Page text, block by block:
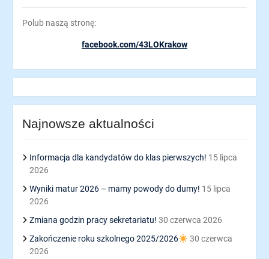
Polub naszą stronę:
facebook.com/43LOKrakow
Najnowsze aktualności
Informacja dla kandydatów do klas pierwszych! 15 lipca
2026
Wyniki matur 2026 – mamy powody do dumy! 15 lipca
2026
Zmiana godzin pracy sekretariatu! 30 czerwca 2026
Zakończenie roku szkolnego 2025/2026
30 czerwca
2026